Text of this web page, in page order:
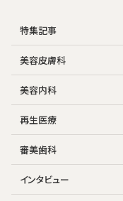
特集記事
美容皮膚科
美容内科
再生医療
審美歯科
インタビュー